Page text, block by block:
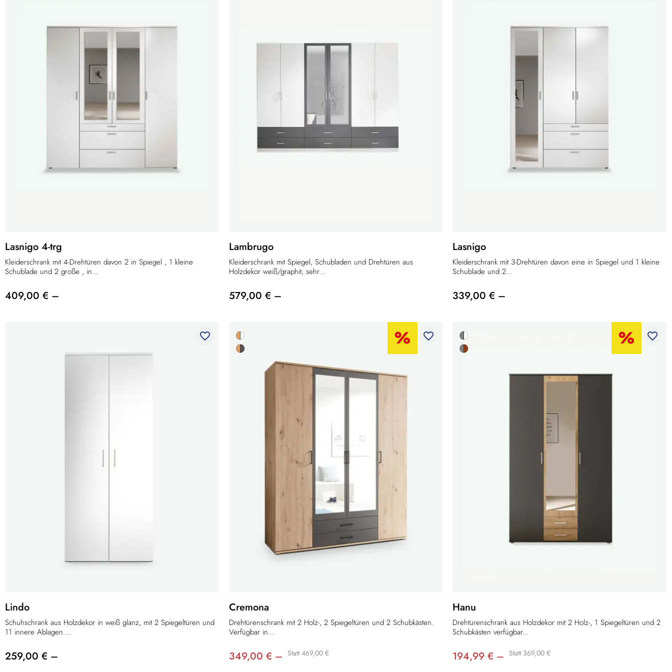
Lasnigo 4-trg
Kleiderschrank mit 4-Drehtüren davon 2 in Spiegel , 1 kleine
Schublade und 2 große , in...
409,00 € –
Lambrugo
Kleiderschrank mit Spiegel, Schubladen und Drehtüren aus
Holzdekor weiß/graphit, sehr...
579,00 € –
Lasnigo
Kleiderschrank mit 3-Drehtüren davon eine in Spiegel und 1 kleine
Schublade und 2...
339,00 € –
favorite_border
Lindo
Schuhschrank aus Holzdekor in weiß glanz, mit 2 Spiegeltüren und
11 innere Ablagen....
259,00 € –
favorite_border
Cremona
Drehtürenschrank mit 2 Holz-, 2 Spiegeltüren und 2 Schubkästen.
Verfügbar in...
349,00 € – Statt 469,00 €
favorite_border
Hanu
Drehtürenschrank aus Holzdekor mit 2 Holz-, 1 Spiegeltüren und 2
Schubkästen verfügbar...
194,99 € – Statt 369,00 €